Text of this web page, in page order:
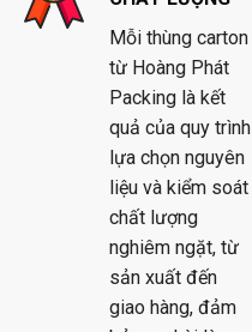
Mỗi thùng carton
từ Hoàng Phát
Packing là kết
quả của quy trình
lựa chọn nguyên
liệu và kiểm soát
chất lượng
nghiêm ngặt, từ
sản xuất đến
giao hàng, đảm